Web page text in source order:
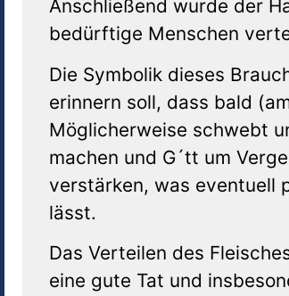
Anschließend wurde der
bedürftige Menschen
Die Symbolik dieses
erinnern soll, dass bald
Möglicherweise schwebt
machen und G´tt um
verstärken, was eventuell
lässt.
Das Verteilen des
eine gute Tat und